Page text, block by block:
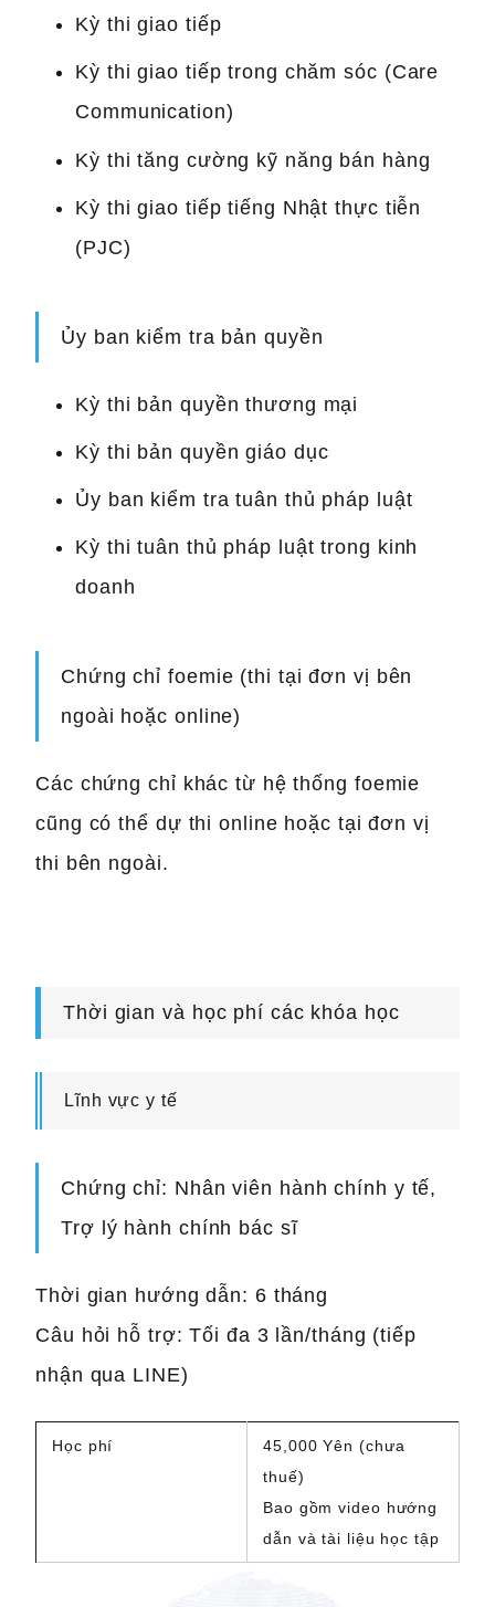
Kỳ thi giao tiếp
Kỳ thi giao tiếp trong chăm sóc (Care
Communication)
Kỳ thi tăng cường kỹ năng bán hàng
Kỳ thi giao tiếp tiếng Nhật thực tiễn
(PJC)
Ủy ban kiểm tra bản quyền
Kỳ thi bản quyền thương mại
Kỳ thi bản quyền giáo dục
Ủy ban kiểm tra tuân thủ pháp luật
Kỳ thi tuân thủ pháp luật trong kinh
doanh
Chứng chỉ foemie (thi tại đơn vị bên
ngoài hoặc online)
Các chứng chỉ khác từ hệ thống foemie
cũng có thể dự thi online hoặc tại đơn vị
thi bên ngoài.
Thời gian và học phí các khóa học
Lĩnh vực y tế
Chứng chỉ: Nhân viên hành chính y tế,
Trợ lý hành chính bác sĩ
Thời gian hướng dẫn: 6 tháng
Câu hỏi hỗ trợ: Tối đa 3 lần/tháng (tiếp
nhận qua LINE)
Học phí
45,000 Yên (chưa
thuế)
Bao gồm video hướng
dẫn và tài liệu học tập